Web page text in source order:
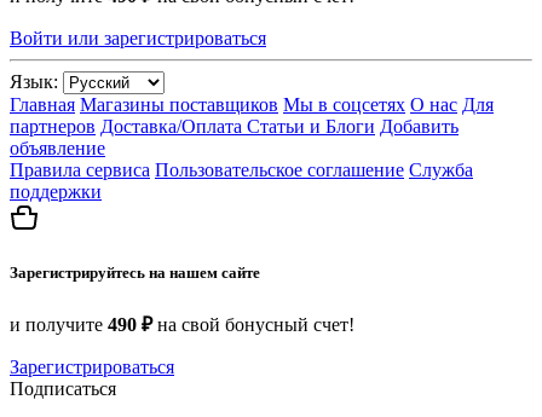
Войти или зарегистрироваться
Язык:
Главная Магазины поставщиков Мы в соцсетях О нас Для
партнеров Доставка/Оплата Статьи и Блоги Добавить
объявление
Правила сервиса Пользовательское соглашение Служба
поддержки
Зарегистрируйтесь на нашем сайте
и получите 490 ₽на свой бонусный счет!
Зарегистрироваться
Подписаться